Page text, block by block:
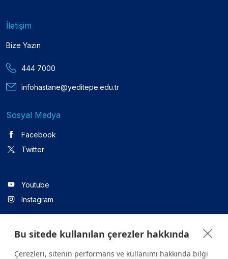
İletişim
Bize Yazın
444 7000
infohastane@yeditepe.edu.tr
Sosyal Medya
Facebook
Twitter
Youtube
Instagram
Linkedin
Bu sitede kullanılan çerezler hakkında
Çerezleri, sitenin performans ve kullanımı hakkında bilgi